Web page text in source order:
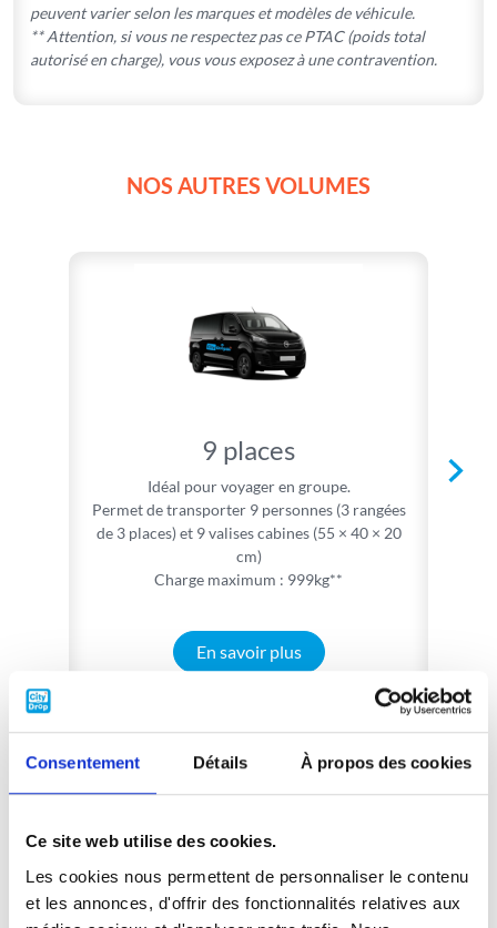
Consentement Détails À propos des cookies
Ce site web utilise des cookies.
Les cookies nous permettent de personnaliser le contenu
et les annonces, d'offrir des fonctionnalités relatives aux
peuvent varier selon les marques et modèles de véhicule.
** Attention, si vous ne respectez pas ce PTAC (poids total
autorisé en charge), vous vous exposez à une contravention.
NOS AUTRES VOLUMES
9 places
Idéal pour voyager en groupe.
Permet de transporter 9 personnes (3 rangées
de 3 places) et 9 valises cabines (55 × 40 × 20
cm)
Charge maximum : 999kg**
En savoir plus
POUR ALLER PLUS LOIN
Louer connecté, comment ça marche ?
Réservez votre véhicule